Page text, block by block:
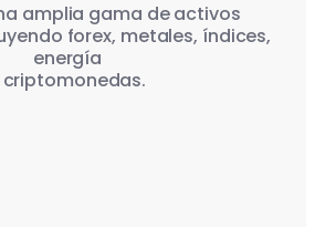
amplia gama de activos
forex, metales, índices,
energía
criptomonedas.